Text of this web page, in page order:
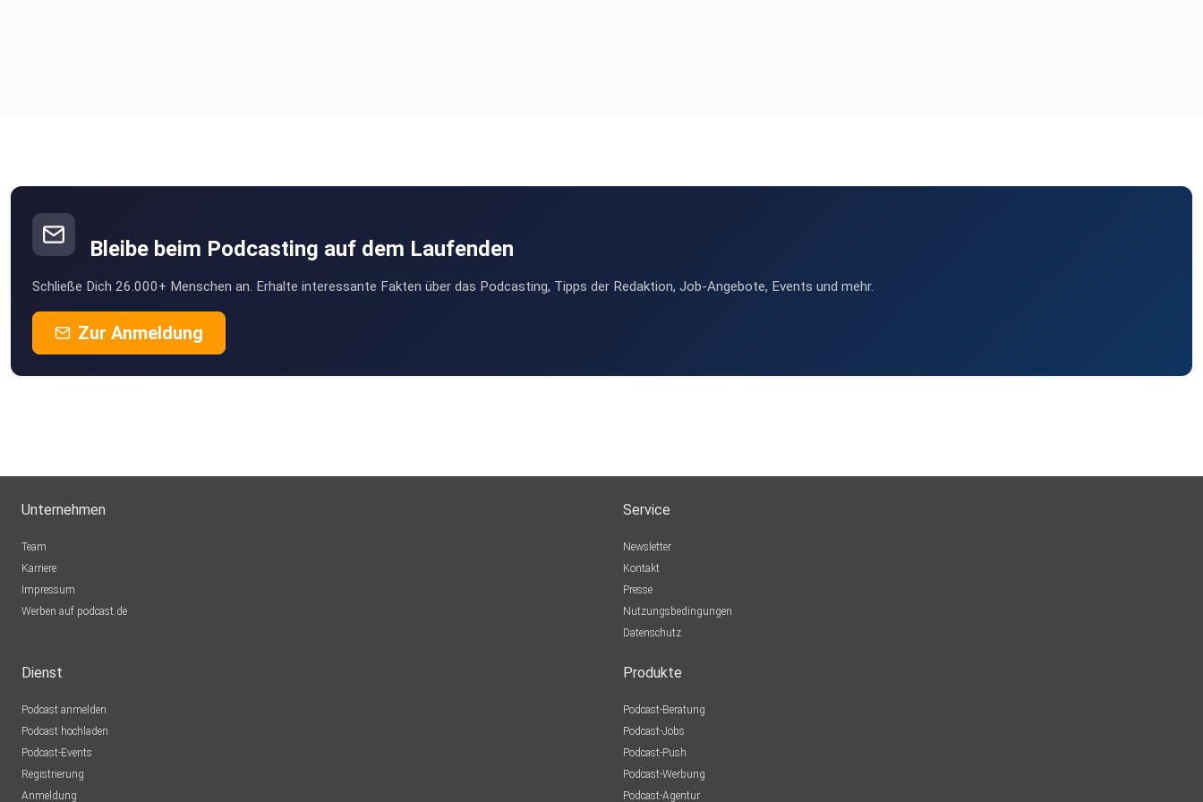
Bleibe beim Podcasting auf dem Laufenden
Schließe Dich 26.000+ Menschen an. Erhalte interessante Fakten über das Podcasting, Tipps der Redaktion, Job-Angebote, Events und mehr.
Zur Anmeldung
Unternehmen
Team
Karriere
Impressum
Werben auf podcast.de
Service
Newsletter
Kontakt
Presse
Nutzungsbedingungen
Datenschutz
Dienst
Podcast anmelden
Podcast hochladen
Podcast-Events
Registrierung
Anmeldung
Produkte
Podcast-Beratung
Podcast-Jobs
Podcast-Push
Podcast-Werbung
Podcast-Agentur